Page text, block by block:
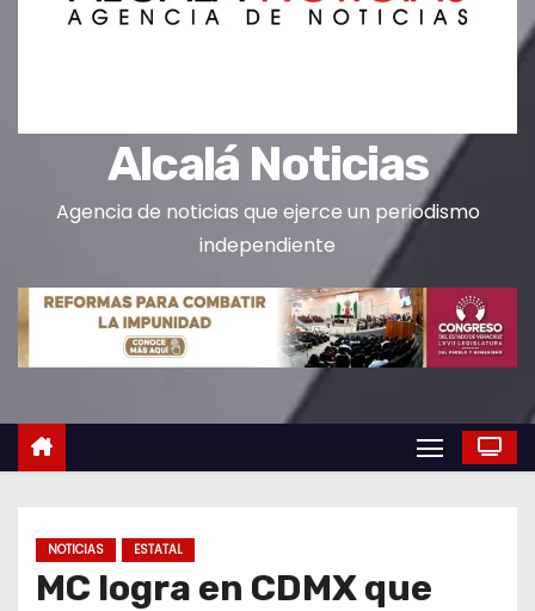
Alcalá Noticias
Agencia de noticias que ejerce un periodismo
independiente
NOTICIAS ESTATAL
MC logra en CDMX que